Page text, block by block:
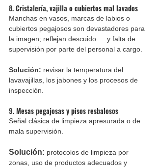
8. Cristalería, vajilla o cubiertos mal lavados
Manchas en vasos, marcas de labios o
cubiertos pegajosos son devastadores para
la imagen; reflejan descuido 	y falta de
supervisión por parte del personal a cargo.
Solución: revisar la temperatura del
lavavajillas, los jabones y los procesos de
inspección.
9. Mesas pegajosas y pisos resbalosos
Señal clásica de limpieza apresurada o de
mala supervisión.
Solución: protocolos de limpieza por
zonas, uso de productos adecuados y